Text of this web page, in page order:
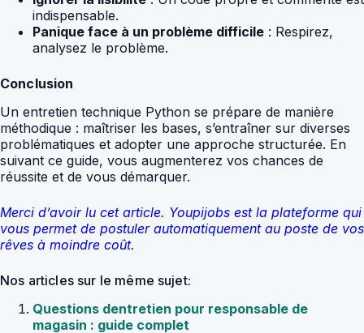
indispensable.
Panique face à un problème difficile : Respirez,
analysez le problème.
Conclusion
Un entretien technique Python se prépare de manière
méthodique : maîtriser les bases, s’entraîner sur diverses
problématiques et adopter une approche structurée. En
suivant ce guide, vous augmenterez vos chances de
réussite et de vous démarquer.
Merci d’avoir lu cet article. Youpijobs est la plateforme qui
vous permet de postuler automatiquement au poste de vos
rêves à moindre coût.
Nos articles sur le même sujet:
Questions dentretien pour responsable de
magasin : guide complet